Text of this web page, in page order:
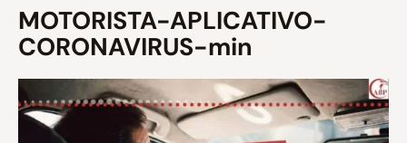
MOTORISTA-APLICATIVO-
CORONAVIRUS-min